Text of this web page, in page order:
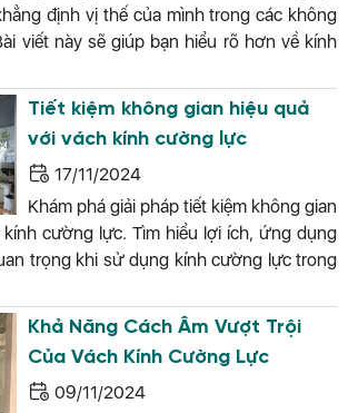
định vị thế của mình trong các không
viết này sẽ giúp bạn hiểu rõ hơn về kính
Tiết kiệm không gian hiệu quả
với vách kính cường lực
17/11/2024
Khám phá giải pháp tiết kiệm không gian
kính cường lực. Tìm hiểu lợi ích, ứng dụng
trọng khi sử dụng kính cường lực trong
Khả Năng Cách Âm Vượt Trội
Của Vách Kính Cường Lực
09/11/2024